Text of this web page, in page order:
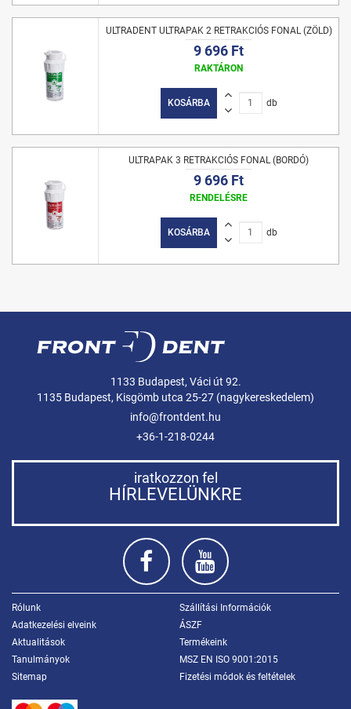
ULTRADENT ULTRAPAK 2 RETRAKCIÓS FONAL (ZÖLD)
9 696 Ft
RAKTÁRON
KOSÁRBA db
ULTRAPAK 3 RETRAKCIÓS FONAL (BORDÓ)
9 696 Ft
RENDELÉSRE
KOSÁRBA db
1133 Budapest, Váci út 92.
1135 Budapest, Kisgömb utca 25-27 (nagykereskedelem)
info@frontdent.hu
+36-1-218-0244
iratkozzon fel
HÍRLEVELÜNKRE
Rólunk
Szállítási Információk
Adatkezelési elveink
ÁSZF
Aktualitások
Termékeink
Tanulmányok
MSZ EN ISO 9001:2015
Sitemap
Fizetési módok és feltételek